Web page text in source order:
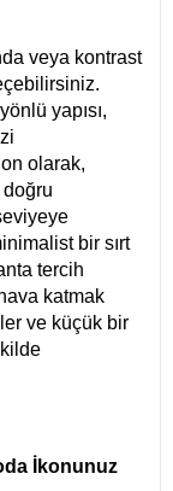
veya kontrast
yapısı,
olarak,
bir sırt
tercih
katmak
ve küçük bir
İkonunuz